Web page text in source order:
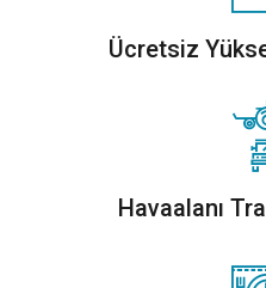
Ücretsiz
Havaalanı